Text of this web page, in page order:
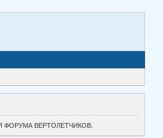
ФОРУМА ВЕРТОЛЕТЧИКОВ.